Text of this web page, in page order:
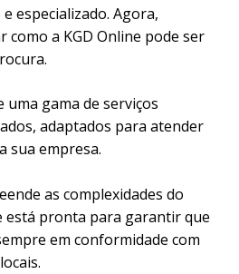
especializado. Agora,
como a KGD Online pode ser
uma gama de serviços
adaptados para atender
sua empresa.
as complexidades do
está pronta para garantir que
em conformidade com